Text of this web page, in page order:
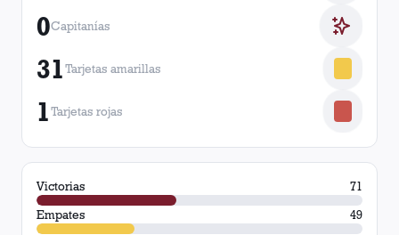
0Capitanías
31Tarjetas amarillas
1Tarjetas rojas
Victorias
71
Empates
49